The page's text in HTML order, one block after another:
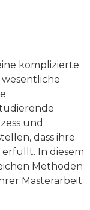
komplizierte
und
dass ihre
In diesem
Methoden
Masterarbeit